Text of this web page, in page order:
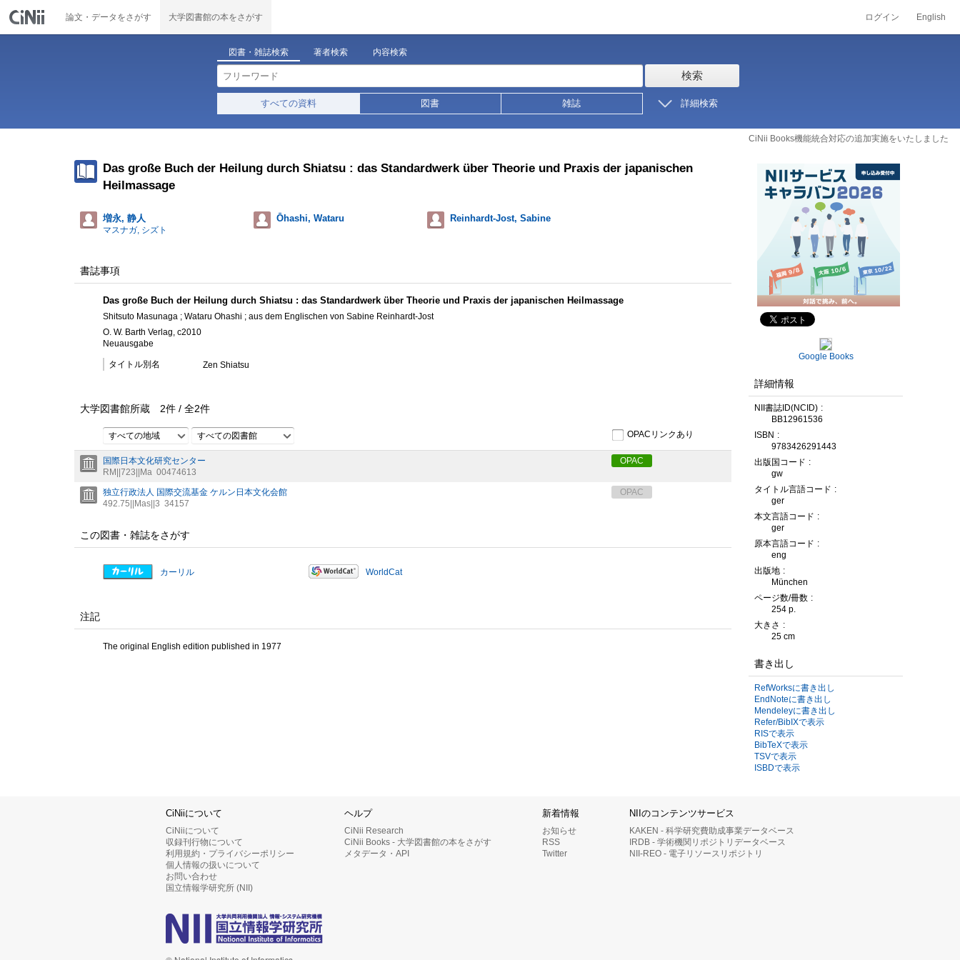
論文・データをさがす 大学図書館の本をさがす ログイン English
図書・雑誌検索 著者検索 内容検索
検索
すべての資料 図書 雑誌 詳細検索
CiNii Books機能統合対応の追加実施をいたしました
Das große Buch der Heilung durch Shiatsu : das Standardwerk über Theorie und Praxis der japanischen
Heilmassage
増永, 静人
マスナガ, シズト
Ōhashi, Wataru Reinhardt-Jost, Sabine
書誌事項
Das große Buch der Heilung durch Shiatsu : das Standardwerk über Theorie und Praxis der japanischen Heilmassage
Shitsuto Masunaga ; Wataru Ohashi ; aus dem Englischen von Sabine Reinhardt-Jost
O. W. Barth Verlag, c2010
Neuausgabe
タイトル別名 Zen Shiatsu
大学図書館所蔵 2件 / 全2件
すべての地域 すべての図書館 OPACリンクあり
国際日本文化研究センター
RM||723||Ma 00474613
OPAC
独立行政法人 国際交流基金 ケルン日本文化会館
492.75||Mas||3 34157
OPAC
この図書・雑誌をさがす
カーリル WorldCat
注記
The original English edition published in 1977
Google Books
詳細情報
NII書誌ID(NCID)
BB12961536
ISBN
9783426291443
出版国コード
gw
タイトル言語コード
ger
本文言語コード
ger
原本言語コード
eng
出版地
München
ページ数/冊数
254 p.
大きさ
25 cm
書き出し
RefWorksに書き出し
EndNoteに書き出し
Mendeleyに書き出し
Refer/BibIXで表示
RISで表示
BibTeXで表示
TSVで表示
ISBDで表示
CiNiiについて
CiNiiについて
収録刊行物について
利用規約・プライバシーポリシー
個人情報の扱いについて
お問い合わせ
国立情報学研究所 (NII)
ヘルプ
CiNii Research
CiNii Books - 大学図書館の本をさがす
メタデータ・API
新着情報
お知らせ
RSS
Twitter
NIIのコンテンツサービス
KAKEN - 科学研究費助成事業データベース
IRDB - 学術機関リポジトリデータベース
NII-REO - 電子リソースリポジトリ